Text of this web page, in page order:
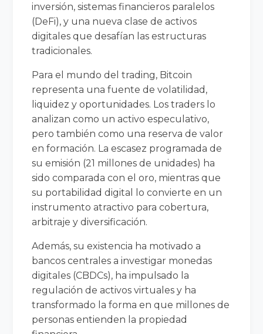
inversión, sistemas financieros paralelos
(DeFi), y una nueva clase de activos
digitales que desafían las estructuras
tradicionales.
Para el mundo del trading, Bitcoin
representa una fuente de volatilidad,
liquidez y oportunidades. Los traders lo
analizan como un activo especulativo,
pero también como una reserva de valor
en formación. La escasez programada de
su emisión (21 millones de unidades) ha
sido comparada con el oro, mientras que
su portabilidad digital lo convierte en un
instrumento atractivo para cobertura,
arbitraje y diversificación.
Además, su existencia ha motivado a
bancos centrales a investigar monedas
digitales (CBDCs), ha impulsado la
regulación de activos virtuales y ha
transformado la forma en que millones de
personas entienden la propiedad